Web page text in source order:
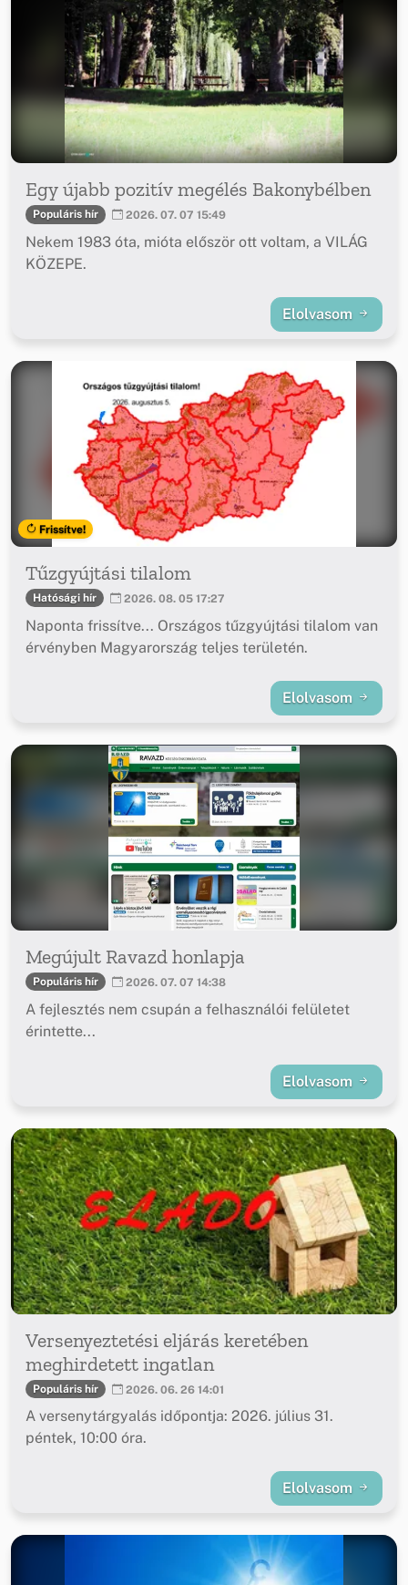
Egy újabb pozitív megélés Bakonybélben
Populáris hír 2026. 07. 07 15:49
Nekem 1983 óta, mióta először ott voltam, a VILÁG
KÖZEPE.
Elolvasom
Frissítve!
Tűzgyújtási tilalom
Hatósági hír 2026. 08. 05 17:27
Naponta frissítve... Országos tűzgyújtási tilalom van
érvényben Magyarország teljes területén.
Elolvasom
Megújult Ravazd honlapja
Populáris hír 2026. 07. 07 14:38
A fejlesztés nem csupán a felhasználói felületet
érintette...
Elolvasom
Versenyeztetési eljárás keretében
meghirdetett ingatlan
Populáris hír 2026. 06. 26 14:01
A versenytárgyalás időpontja: 2026. július 31.
péntek, 10:00 óra.
Elolvasom